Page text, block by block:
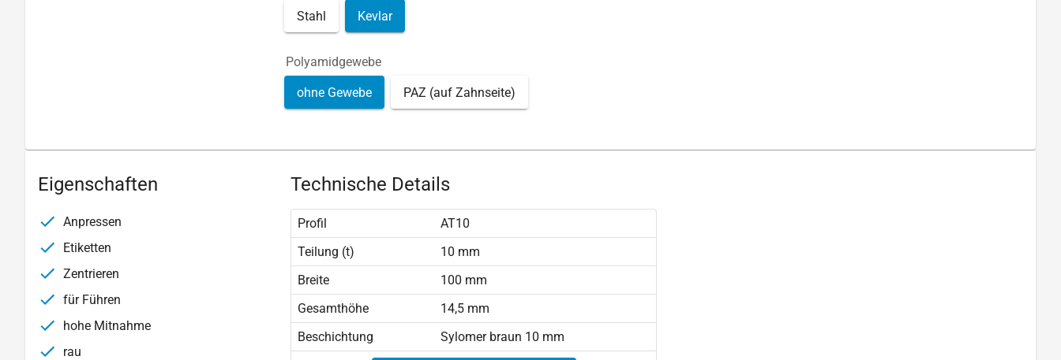
Stahl Kevlar
Polyamidgewebe
ohne Gewebe PAZ (auf Zahnseite)
Eigenschaften
Anpressen
Etiketten
Zentrieren
für Führen
hohe Mitnahme
rau
Technische Details
Profil
AT10
Teilung (t)
10 mm
Breite
100 mm
Gesamthöhe
14,5 mm
Beschichtung
Sylomer braun 10 mm